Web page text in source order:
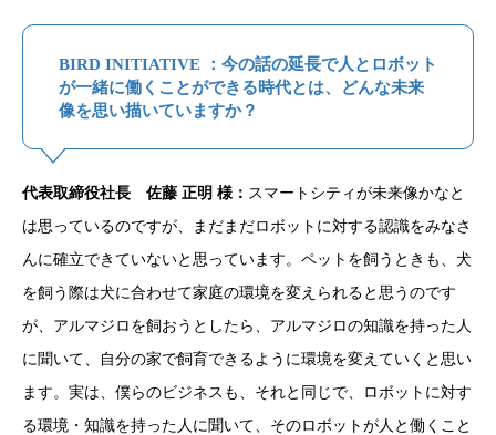
BIRD INITIATIVE ：今の話の延長で人とロボット
が一緒に働くことができる時代とは、どんな未来
像を思い描いていますか？
代表取締役社長 佐藤 正明 様： スマートシティが未来像かなと
は思っているのですが、まだまだロボットに対する認識をみなさ
んに確立できていないと思っています。ペットを飼うときも、犬
を飼う際は犬に合わせて家庭の環境を変えられると思うのです
が、アルマジロを飼おうとしたら、アルマジロの知識を持った人
に聞いて、自分の家で飼育できるように環境を変えていくと思い
ます。実は、僕らのビジネスも、それと同じで、ロボットに対す
る環境・知識を持った人に聞いて、そのロボットが人と働くこと